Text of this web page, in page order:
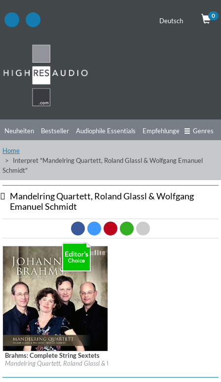
Deutsch
0
Neuheiten Bestseller Audiophile Essentials Empfehlungen
Hörtipps
Videos
Genres
Home
Interpret "Mandelring Quartett, Roland Glassl & Wolfgang Emanuel
Schmidt"
Mandelring Quartett, Roland Glassl & Wolfgang
Emanuel Schmidt
Label:audite Musikproduktion
Classical
$ 14,20
Brahms: Complete String Sextets
Mandelring Quartett, Roland Glassl & Wolfgang Emanuel Schmidt